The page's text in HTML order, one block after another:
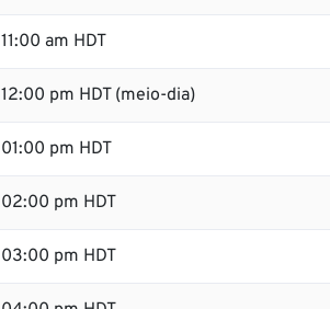
11:00 am HDT
12:00 pm HDT (meio-dia)
01:00 pm HDT
02:00 pm HDT
03:00 pm HDT